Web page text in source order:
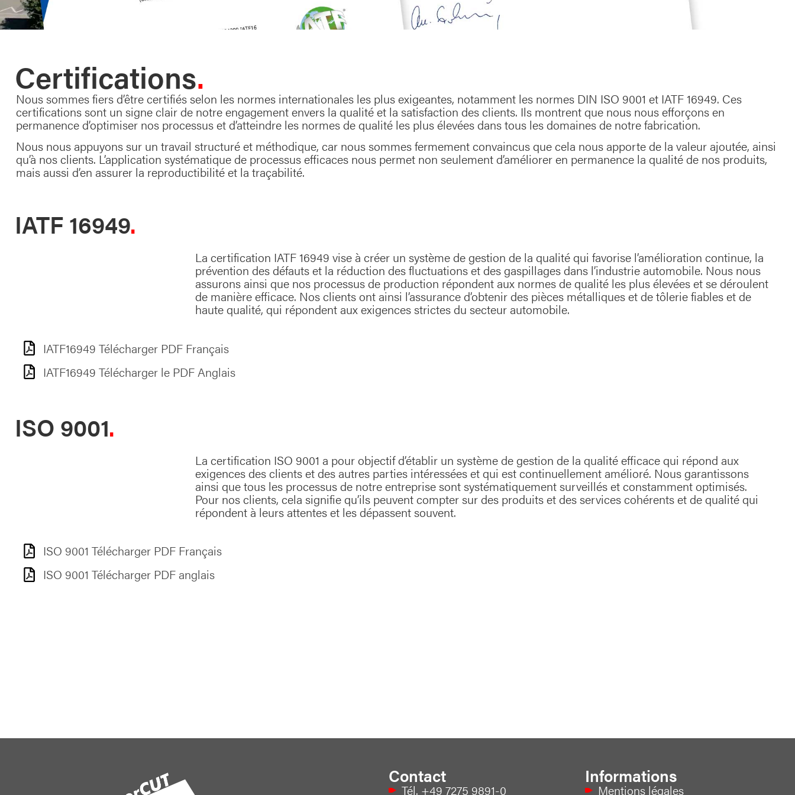
Certifications
Nous sommes fiers d’être certifiés selon les normes internationales les plus exigeantes, notamment les normes DIN ISO 9001 et IATF 16949. Ces
certifications sont un signe clair de notre engagement envers la qualité et la satisfaction des clients. Ils montrent que nous nous efforçons en
permanence d’optimiser nos processus et d’atteindre les normes de qualité les plus élevées dans tous les domaines de notre fabrication.
Nous nous appuyons sur un travail structuré et méthodique, car nous sommes fermement convaincus que cela nous apporte de la valeur ajoutée, ainsi
qu’à nos clients. L’application systématique de processus efficaces nous permet non seulement d’améliorer en permanence la qualité de nos produits,
mais aussi d’en assurer la reproductibilité et la traçabilité.
IATF 16949
La certification IATF 16949 vise à créer un système de gestion de la qualité qui favorise l’amélioration continue, la
prévention des défauts et la réduction des fluctuations et des gaspillages dans l’industrie automobile. Nous nous
assurons ainsi que nos processus de production répondent aux normes de qualité les plus élevées et se déroulent
de manière efficace. Nos clients ont ainsi l’assurance d’obtenir des pièces métalliques et de tôlerie fiables et de
haute qualité, qui répondent aux exigences strictes du secteur automobile.
IATF16949 Télécharger PDF Français
IATF16949 Télécharger le PDF Anglais
ISO 9001
La certification ISO 9001 a pour objectif d’établir un système de gestion de la qualité efficace qui répond aux
exigences des clients et des autres parties intéressées et qui est continuellement amélioré. Nous garantissons
ainsi que tous les processus de notre entreprise sont systématiquement surveillés et constamment optimisés.
Pour nos clients, cela signifie qu’ils peuvent compter sur des produits et des services cohérents et de qualité qui
répondent à leurs attentes et les dépassent souvent.
ISO 9001 Télécharger PDF Français
ISO 9001 Télécharger PDF anglais
Contact
Tél. +49 7275 9891-0
Informations
Mentions légales